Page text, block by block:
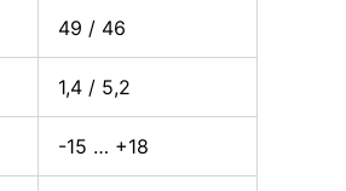
49 / 46
1,4 / 5,2
-15 … +18